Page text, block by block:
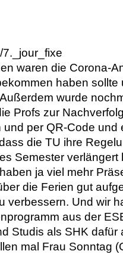
waren die Corona-
haben sollte
wurde
Profs zur
per QR-Code und
die TU ihre
Semester verlängert
ja viel mehr
die Ferien gut
verbessern. Und wir
aus der
Studis als SHK dafür
mal Frau Sonntag